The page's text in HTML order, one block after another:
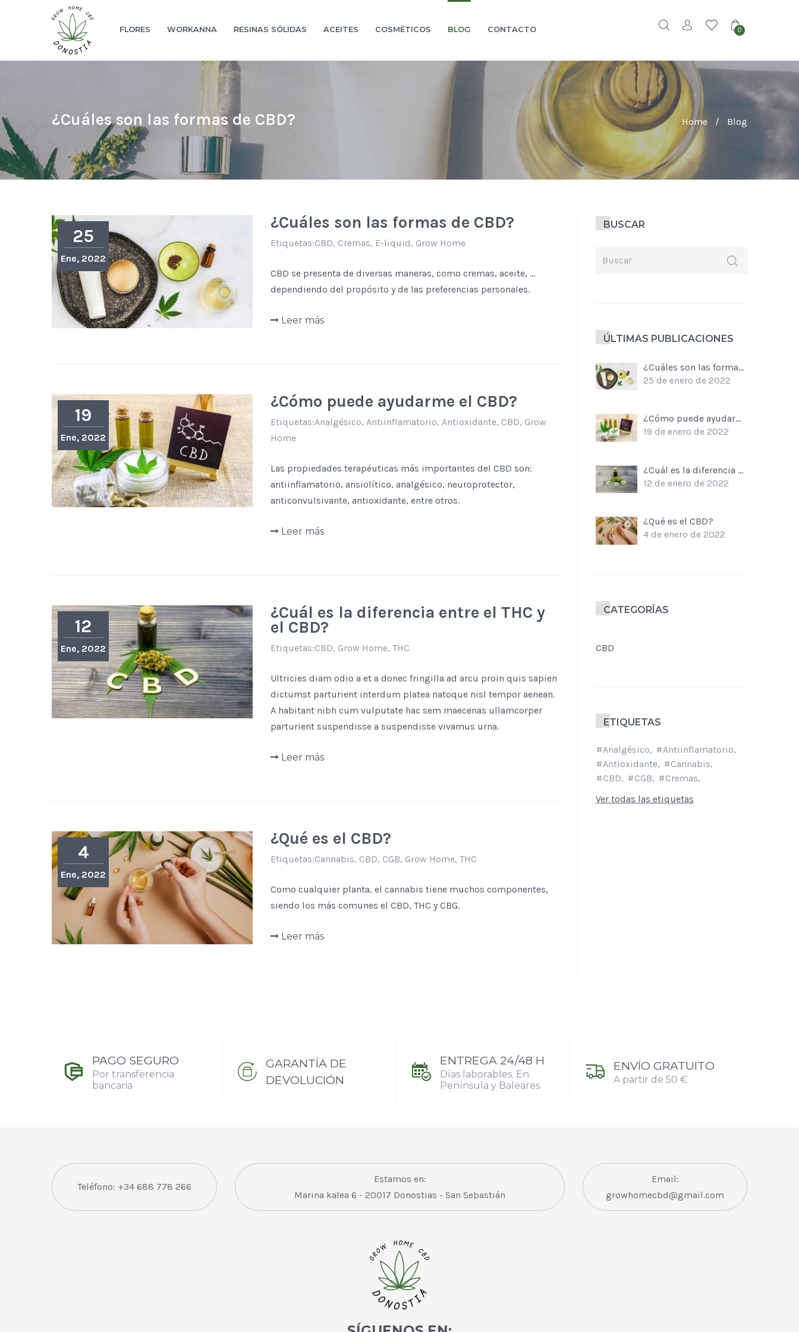
FLORES WORKANNA RESINAS SÓLIDAS ACEITES COSMÉTICOS BLOG CONTACTO 0
¿Cuáles son las formas de CBD? Home / Blog
25
Ene, 2022
¿Cuáles son las formas de CBD?
Etiquetas:CBD, Cremas, E-liquid, Grow Home
CBD se presenta de diversas maneras, como cremas, aceite, ...
dependiendo del propósito y de las preferencias personales.
Leer más
19
Ene, 2022
¿Cómo puede ayudarme el CBD?
Etiquetas:Analgésico,Antiinflamatorio,Antioxidante, CBD, Grow
Home
Las propiedades terapéuticas más importantes del CBD son:
antiinflamatorio, ansiolítico, analgésico, neuroprotector,
anticonvulsivante, antioxidante, entre otros.
Leer más
12
Ene, 2022
¿Cuál es la diferencia entre el THC y
el CBD?
Etiquetas:CBD, Grow Home,THC
Ultricies diam odio a et a donec fringilla ad arcu proin quis sapien
dictumst parturient interdum platea natoque nisl tempor aenean.
A habitant nibh cum vulputate hac sem maecenas ullamcorper
parturient suspendisse a suspendisse vivamus urna.
Leer más
4
Ene, 2022
¿Qué es el CBD?
Etiquetas:Cannabis, CBD, CGB, Grow Home,THC
Como cualquier planta, el cannabis tiene muchos componentes,
siendo los más comunes el CBD, THC y CBG.
Leer más
BUSCAR
ÚLTIMAS PUBLICACIONES
¿Cuáles son las formas de CBD?
25 de enero de 2022
¿Cómo puede ayudarme el CBD?
19 de enero de 2022
¿Cuál es la diferencia entre el THC y el CBD?
12 de enero de 2022
¿Qué es el CBD?
4 de enero de 2022
CATEGORÍAS
CBD
ETIQUETAS
Analgésico
Antiinflamatorio
Antioxidante
Cannabis
CBD
CGB
Cremas
Ver todas las etiquetas
PAGO SEGURO
Por transferencia
bancaria
GARANTÍA DE
DEVOLUCIÓN
ENTREGA 24/48 H
Días laborables. En
Península y Baleares
ENVÍO GRATUITO
A partir de 50 €
Teléfono: +34 688 778 266
Estamos en:
Marina kalea 6 - 20017 Donostias - San Sebastián
Email:
growhomecbd@gmail.com